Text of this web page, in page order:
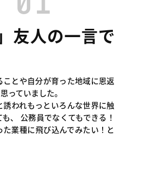
友人の一言で
とや自分が育った地域に恩返
っていました。
われもっといろんな世界に触
、 公務員でなくてもできる！
業種に飛び込んでみたい！と